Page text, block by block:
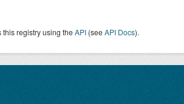
this registry using theAPI (seeAPI Docs).